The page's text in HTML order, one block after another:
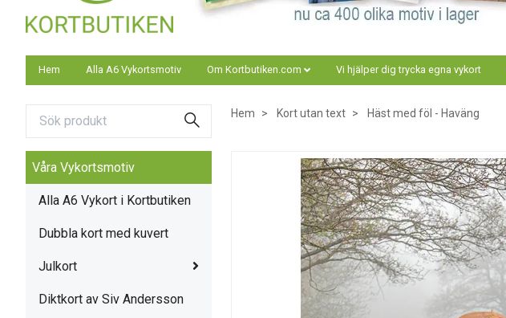
Hem Alla A6 Vykortsmotiv Om Kortbutiken.com Vi hjälper dig trycka egna vykort
Våra Vykortsmotiv
Alla A6 Vykort i Kortbutiken
Dubbla kort med kuvert
Julkort
Diktkort av Siv Andersson
Hem Kort utan text Häst med föl - Haväng